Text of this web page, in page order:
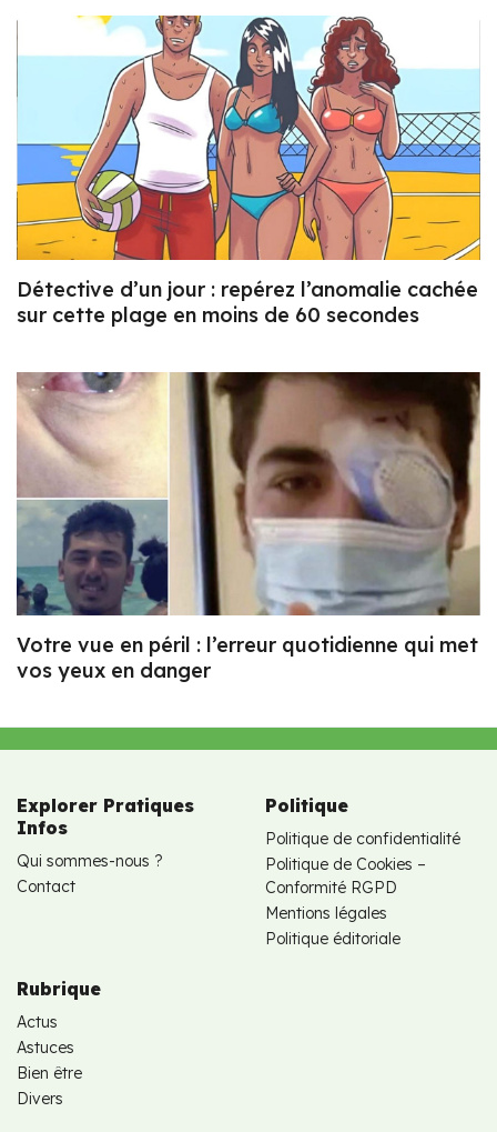
Détective d’un jour : repérez l’anomalie cachée
sur cette plage en moins de 60 secondes
Votre vue en péril : l’erreur quotidienne qui met
vos yeux en danger
Explorer Pratiques
Infos
Qui sommes-nous ?
Contact
Politique
Politique de confidentialité
Politique de Cookies –
Conformité RGPD
Mentions légales
Politique éditoriale
Rubrique
Actus
Astuces
Bien être
Divers